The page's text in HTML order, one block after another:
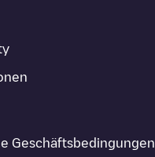
Geschäftsbedingungen